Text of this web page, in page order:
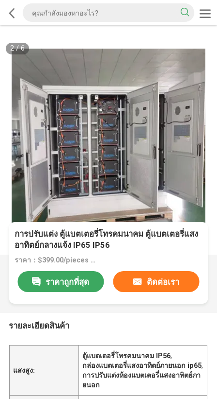
2/6
การปรับแต่ง ตู้แบตเตอรี่โทรคมนาคม ตู้แบตเตอรี่แสง
อาทิตย์กลางแจ้ง IP65 IP56
ราคา：$399.00/pieces 1-99 pieces
ราคาถูกที่สุด ติดต่อเรา
รายละเอียดสินค้า
แสงสูง:
ตู้แบตเตอรี่โทรคมนาคม IP56,
กล่องแบตเตอรี่แสงอาทิตย์ภายนอก ip65,
การปรับแต่งห้องแบตเตอรี่แสงอาทิตย์ภา
ยนอก